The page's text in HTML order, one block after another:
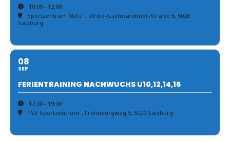
10:00 - 12:00
Sportzentrum Mitte , Ulrike-Gschwandtner-Straße 6, 5020
Salzburg
08
SEP
FERIENTRAINING NACHWUCHS U10,12,14,16
17:30 - 19:00
PSV Sportzentrum , Frohnburgweg 5, 5020 Salzburg